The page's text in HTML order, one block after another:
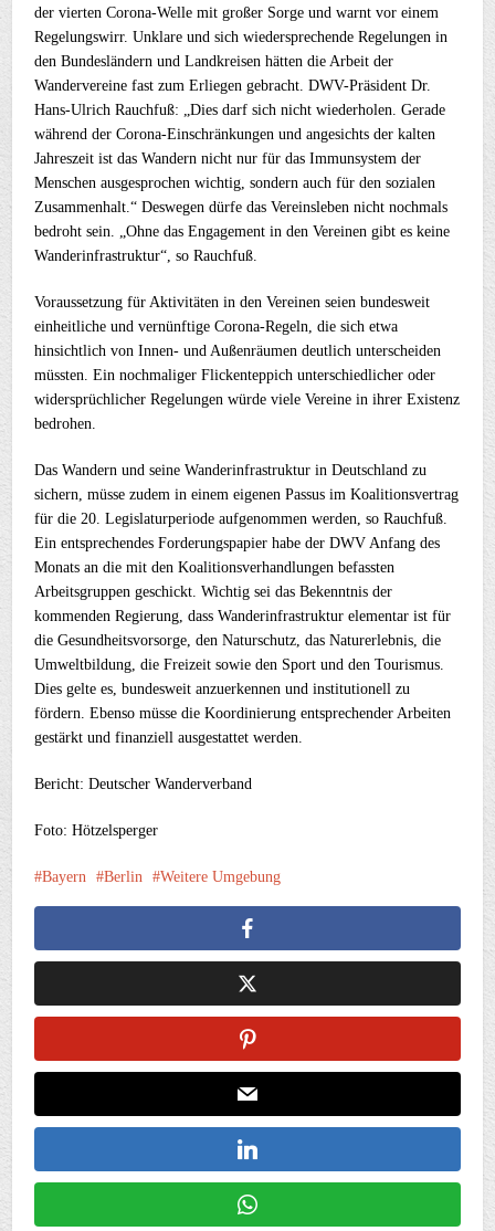
der vierten Corona-Welle mit großer Sorge und warnt vor einem
Regelungswirr. Unklare und sich wiedersprechende Regelungen in
den Bundesländern und Landkreisen hätten die Arbeit der
Wandervereine fast zum Erliegen gebracht. DWV-Präsident Dr.
Hans-Ulrich Rauchfuß: „Dies darf sich nicht wiederholen. Gerade
während der Corona-Einschränkungen und angesichts der kalten
Jahreszeit ist das Wandern nicht nur für das Immunsystem der
Menschen ausgesprochen wichtig, sondern auch für den sozialen
Zusammenhalt.“ Deswegen dürfe das Vereinsleben nicht nochmals
bedroht sein. „Ohne das Engagement in den Vereinen gibt es keine
Wanderinfrastruktur“, so Rauchfuß.
Voraussetzung für Aktivitäten in den Vereinen seien bundesweit
einheitliche und vernünftige Corona-Regeln, die sich etwa
hinsichtlich von Innen- und Außenräumen deutlich unterscheiden
müssten. Ein nochmaliger Flickenteppich unterschiedlicher oder
widersprüchlicher Regelungen würde viele Vereine in ihrer Existenz
bedrohen.
Das Wandern und seine Wanderinfrastruktur in Deutschland zu
sichern, müsse zudem in einem eigenen Passus im Koalitionsvertrag
für die 20. Legislaturperiode aufgenommen werden, so Rauchfuß.
Ein entsprechendes Forderungspapier habe der DWV Anfang des
Monats an die mit den Koalitionsverhandlungen befassten
Arbeitsgruppen geschickt. Wichtig sei das Bekenntnis der
kommenden Regierung, dass Wanderinfrastruktur elementar ist für
die Gesundheitsvorsorge, den Naturschutz, das Naturerlebnis, die
Umweltbildung, die Freizeit sowie den Sport und den Tourismus.
Dies gelte es, bundesweit anzuerkennen und institutionell zu
fördern. Ebenso müsse die Koordinierung entsprechender Arbeiten
gestärkt und finanziell ausgestattet werden.
Bericht: Deutscher Wanderverband
Foto: Hötzelsperger
Bayern Berlin Weitere Umgebung